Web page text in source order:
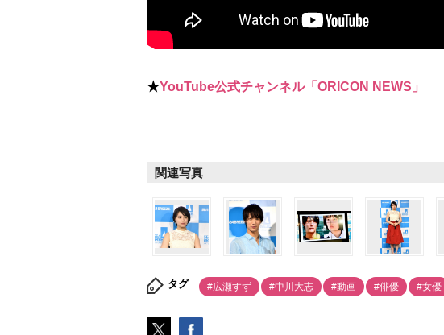
★YouTube公式チャンネル「ORICON NEWS」
関連写真
タグ #広瀬すず #中川大志 #動画 #俳優 #女優